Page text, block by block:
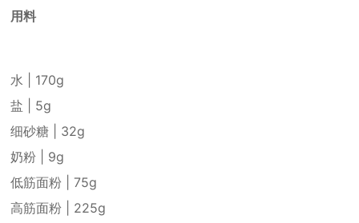
用料
水 | 170g
盐 | 5g
细砂糖 | 32g
奶粉 | 9g
低筋面粉 | 75g
高筋面粉 | 225g